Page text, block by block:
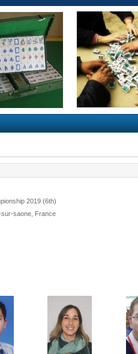
2019 (6th)
sur-saone, France